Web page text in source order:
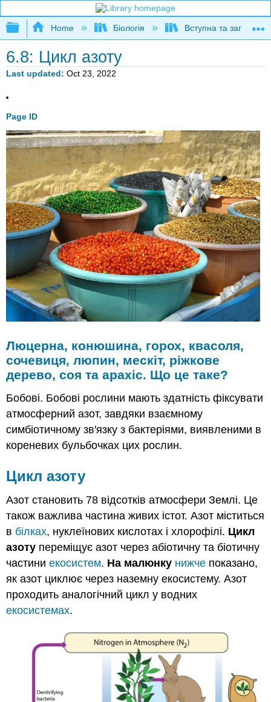
Expand/collapse global hierarchy
Home Біологія Вступна та загальна
6.8: Цикл азоту
Last updated Oct 23, 2022
Page ID
Люцерна, конюшина, горох, квасоля,
сочевиця, люпин, мескіт, ріжкове
дерево, соя та арахіс. Що це таке?
Бобові. Бобові рослини мають здатність фіксувати
атмосферний азот, завдяки взаємному
симбіотичному зв'язку з бактеріями, виявленими в
кореневих бульбочках цих рослин.
Цикл азоту
Азот становить 78 відсотків атмосфери Землі. Це
також важлива частина живих істот. Азот міститься
в білках, нуклеїнових кислотах і хлорофілі. Цикл
азоту переміщує азот через абіотичну та біотичну
частиниекосистем. На малюнку нижче показано,
як азот циклює через наземну екосистему. Азот
проходить аналогічний цикл у водних
екосистемах.